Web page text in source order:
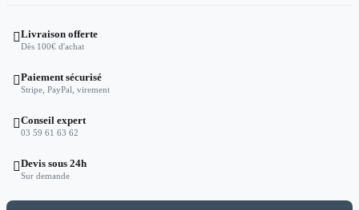
Livraison offerte
Dès 100€ d'achat
Paiement sécurisé
Stripe, PayPal, virement
Conseil expert
03 59 61 63 62
Devis sous 24h
Sur demande